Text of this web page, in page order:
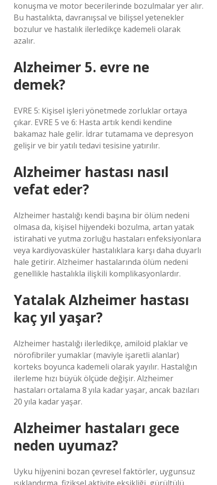
konuşma ve motor becerilerinde bozulmalar yer alır.
Bu hastalıkta, davranışsal ve bilişsel yetenekler
bozulur ve hastalık ilerledikçe kademeli olarak
azalır.
Alzheimer 5. evre ne
demek?
EVRE 5: Kişisel işleri yönetmede zorluklar ortaya
çıkar. EVRE 5 ve 6: Hasta artık kendi kendine
bakamaz hale gelir. İdrar tutamama ve depresyon
gelişir ve bir yatılı tedavi tesisine yatırılır.
Alzheimer hastası nasıl
vefat eder?
Alzheimer hastalığı kendi başına bir ölüm nedeni
olmasa da, kişisel hijyendeki bozulma, artan yatak
istirahati ve yutma zorluğu hastaları enfeksiyonlara
veya kardiyovasküler hastalıklara karşı daha duyarlı
hale getirir. Alzheimer hastalarında ölüm nedeni
genellikle hastalıkla ilişkili komplikasyonlardır.
Yatalak Alzheimer hastası
kaç yıl yaşar?
Alzheimer hastalığı ilerledikçe, amiloid plaklar ve
nörofibriler yumaklar (maviyle işaretli alanlar)
korteks boyunca kademeli olarak yayılır. Hastalığın
ilerleme hızı büyük ölçüde değişir. Alzheimer
hastaları ortalama 8 yıla kadar yaşar, ancak bazıları
20 yıla kadar yaşar.
Alzheimer hastaları gece
neden uyumaz?
Uyku hijyenini bozan çevresel faktörler, uygunsuz